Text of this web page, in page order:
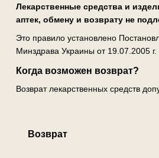
Лекарственные средства и
аптек, обмену и возврату не
Это правило установлено
Минздрава Украины от 19.07.2005
Когда возможен возврат?
Возврат лекарственных средств
Возврат